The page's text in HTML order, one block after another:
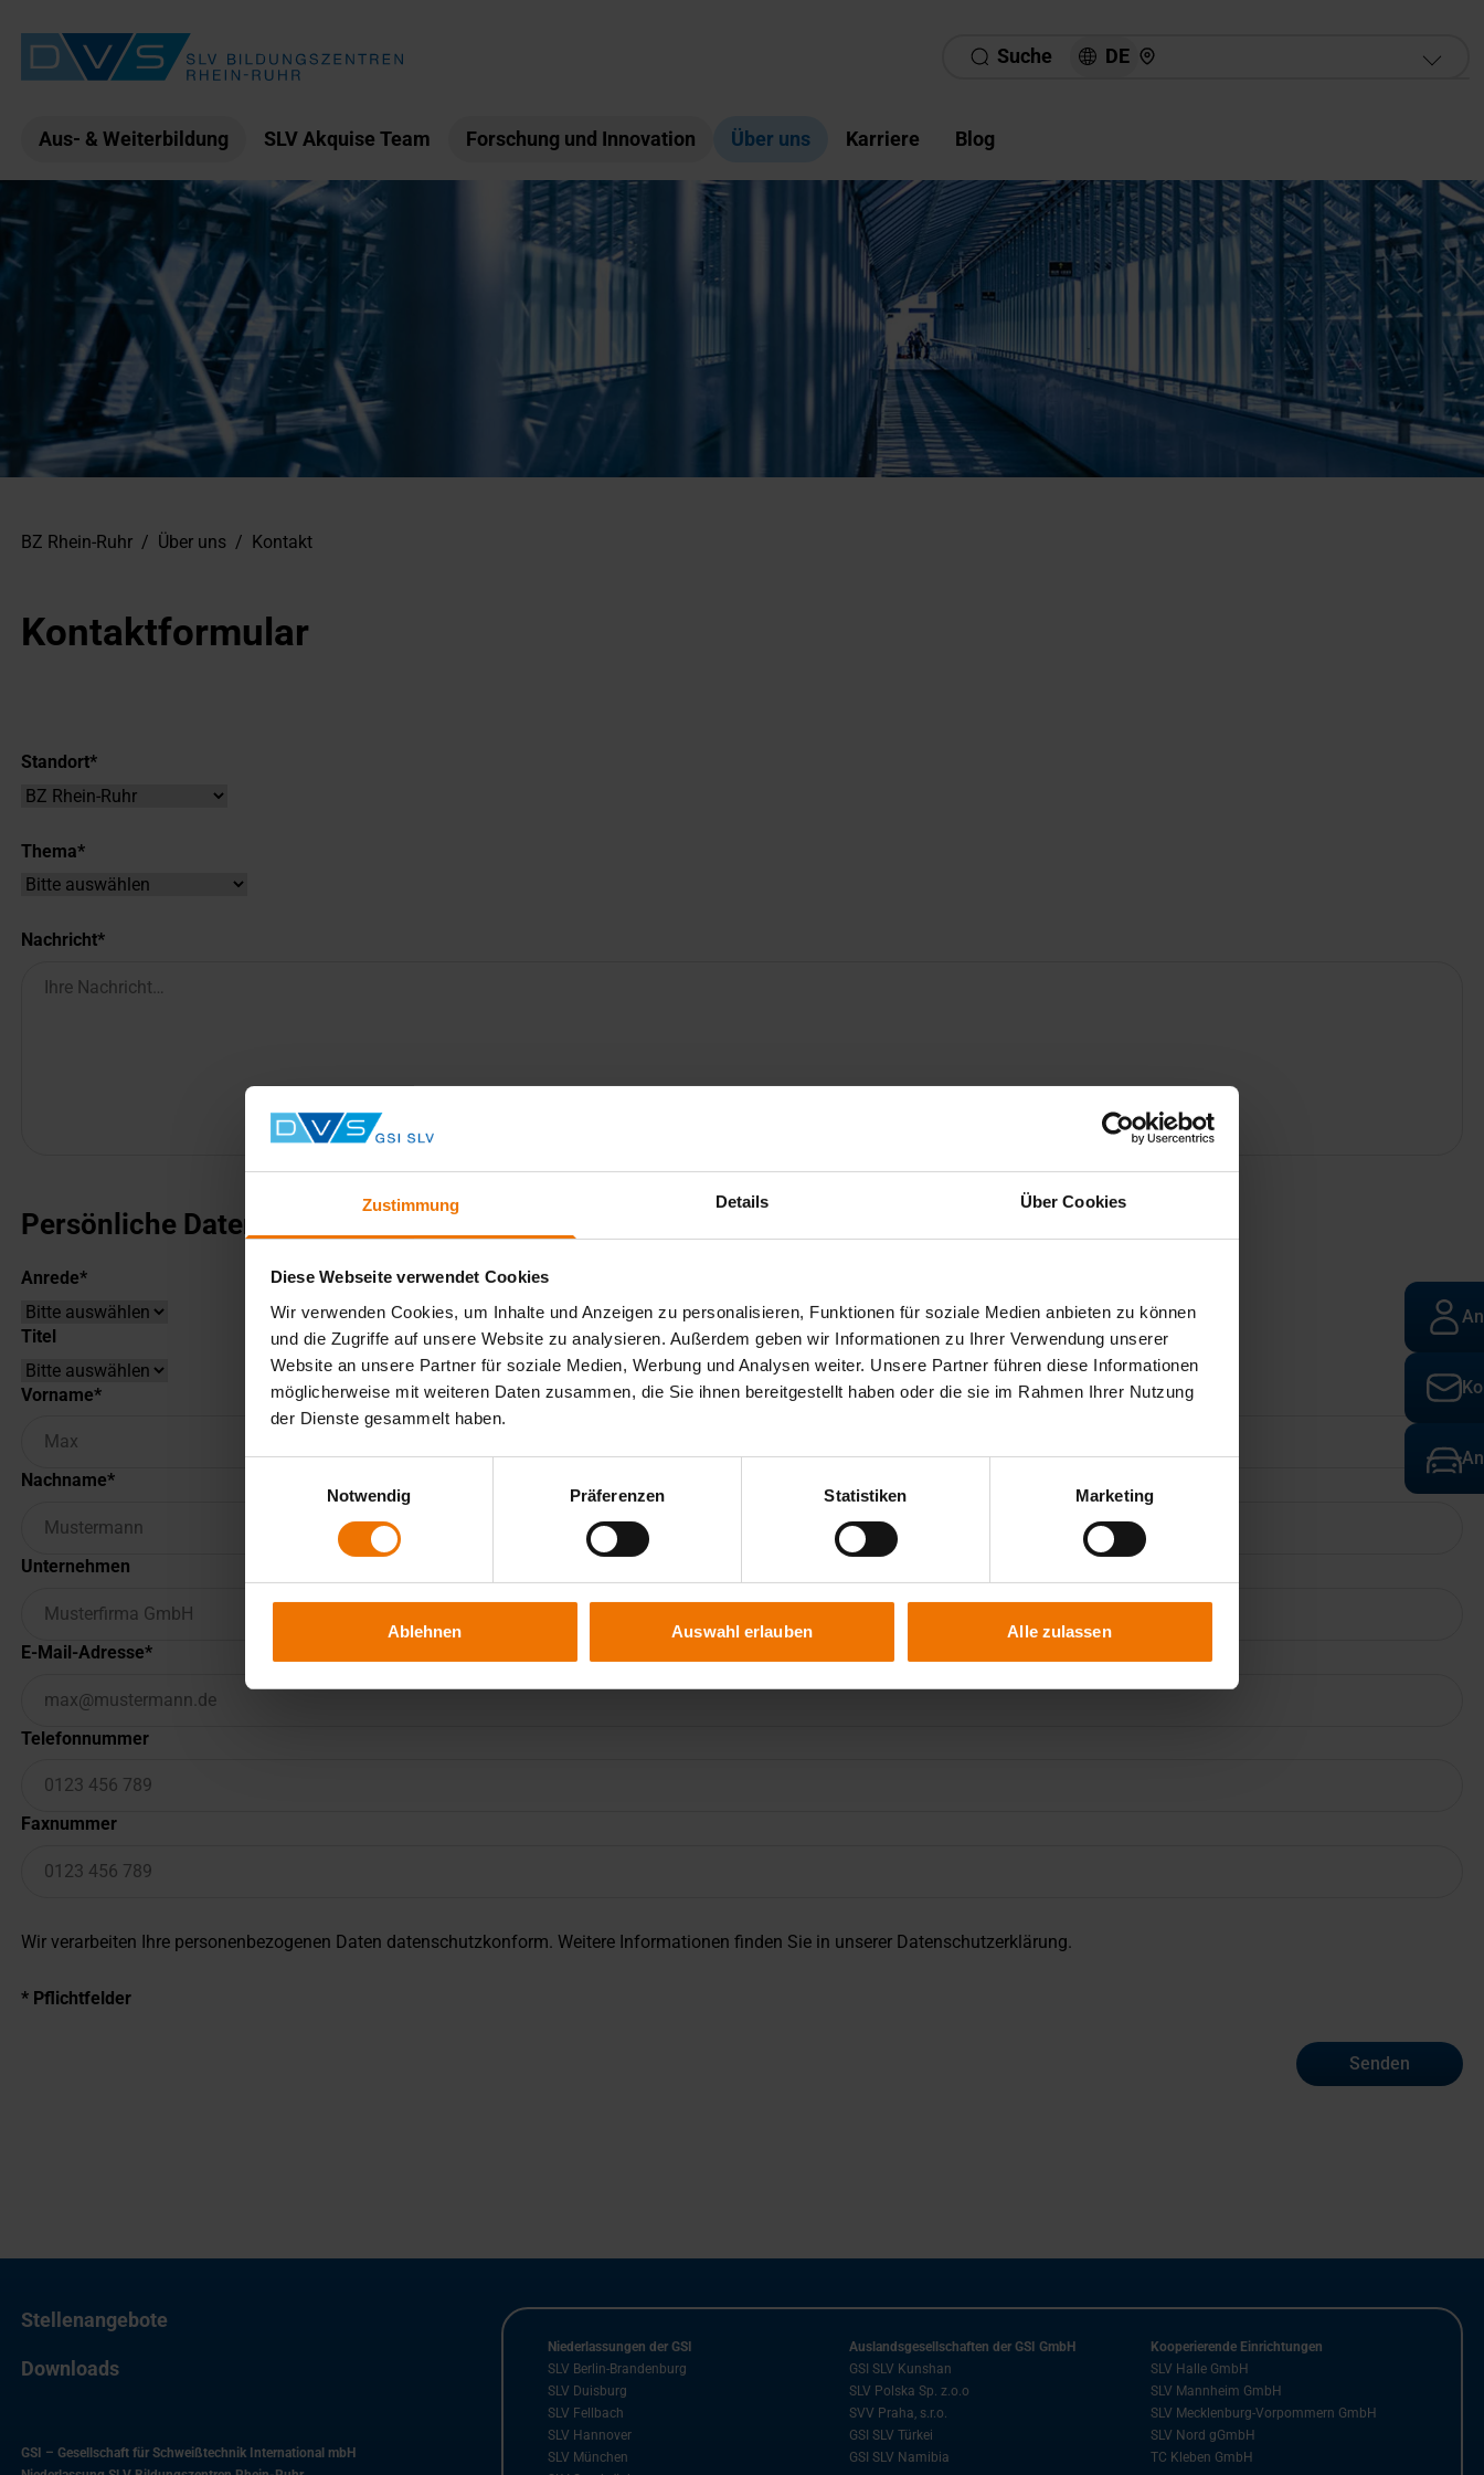
Zustimmung Details Über Cookies
Diese Webseite verwendet Cookies
Wir verwenden Cookies, um Inhalte und Anzeigen zu personalisieren, Funktionen für soziale Medien anbieten zu können
und die Zugriffe auf unsere Website zu analysieren. Außerdem geben wir Informationen zu Ihrer Verwendung unserer
Website an unsere Partner für soziale Medien, Werbung und Analysen weiter. Unsere Partner führen diese Informationen
möglicherweise mit weiteren Daten zusammen, die Sie ihnen bereitgestellt haben oder die sie im Rahmen Ihrer Nutzung
der Dienste gesammelt haben.
Notwendig
Präferenzen Statistiken Marketing
Ablehnen Auswahl erlauben Alle zulassen
Suche DE Hier finden Sie uns
Aus- & Weiterbildung SLV Akquise Team Forschung und Innovation Über uns Karriere Blog
BZ Rhein-Ruhr / Über uns / Kontakt
Kontaktformular
Standort
Thema
Nachricht
Persönliche Daten
Anrede
Titel
Vorname
Nachname
Unternehmen
E-Mail-Adresse
Telefonnummer
Faxnummer
Wir verarbeiten Ihre personenbezogenen Daten datenschutzkonform. Weitere Informationen finden Sie in unserer Datenschutzerklärung.
* Pflichtfelder
Senden
Stellenangebote
Downloads
GSI – Gesellschaft für Schweißtechnik International mbH
Niederlassungen der GSI
SLV Berlin-Brandenburg
SLV Duisburg
SLV Fellbach
SLV Hannover
SLV München
Auslandsgesellschaften der GSI GmbH
GSI SLV Kunshan
SLV Polska Sp. z.o.o
SVV Praha, s.r.o.
GSI SLV Türkei
GSI SLV Namibia
Kooperierende Einrichtungen
SLV Halle GmbH
SLV Mannheim GmbH
SLV Mecklenburg-Vorpommern GmbH
SLV Nord gGmbH
TC Kleben GmbH